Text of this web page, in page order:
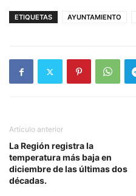
ETIQUETAS AYUNTAMIENTO
Artículo anterior
La Región registra la
temperatura más baja en
diciembre de las últimas dos
décadas.